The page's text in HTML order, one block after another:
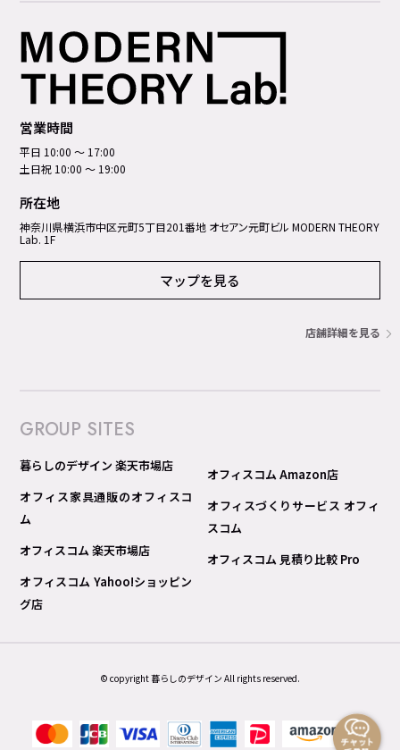
営業時間
平日 10:00 ～ 17:00
土日祝 10:00 ～ 19:00
所在地
神奈川県横浜市中区元町5丁⽬201番地 オセアン元町ビル MODERN THEORY
Lab. 1F
マップを見る
店舗詳細を見る
GROUP SITES
暮らしのデザイン 楽天市場店
オフィス家具通販のオフィスコ
ム
オフィスコム 楽天市場店
オフィスコム Yahoo!ショッピン
グ店
オフィスコム Amazon店
オフィスづくりサービス オフィ
スコム
オフィスコム 見積り比較 Pro
© copyright 暮らしのデザイン All rights reserved.